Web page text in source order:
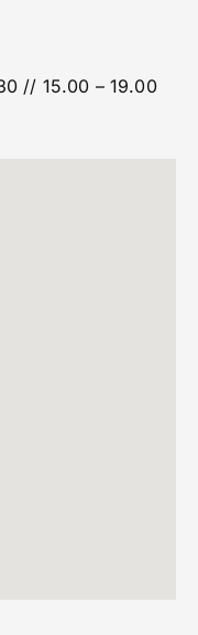
// 15.00 – 19.00